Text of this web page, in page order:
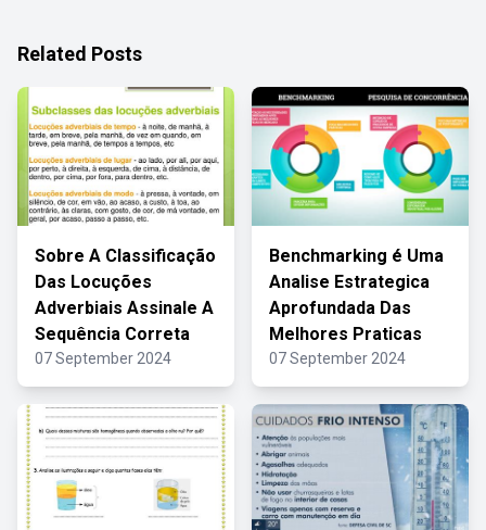
Related Posts
Sobre A Classificação
Das Locuções
Adverbiais Assinale A
Sequência Correta
07 September 2024
Benchmarking é Uma
Analise Estrategica
Aprofundada Das
Melhores Praticas
07 September 2024